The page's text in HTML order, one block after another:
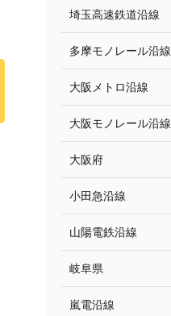
埼玉高速鉄道沿線
多摩モノレール沿線
大阪メトロ沿線
大阪モノレール沿線
大阪府
小田急沿線
山陽電鉄沿線
岐阜県
嵐電沿線